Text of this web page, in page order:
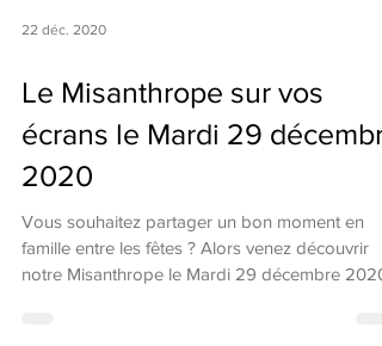
22 déc. 2020
Le Misanthrope sur vos
écrans le Mardi 29
2020
Vous souhaitez partager un bon moment en
famille entre les fêtes ? Alors venez découvrir
notre Misanthrope le Mardi 29 décembre 2020